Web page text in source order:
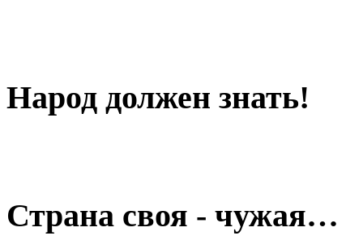
Народ должен знать!
Страна своя - чужая…